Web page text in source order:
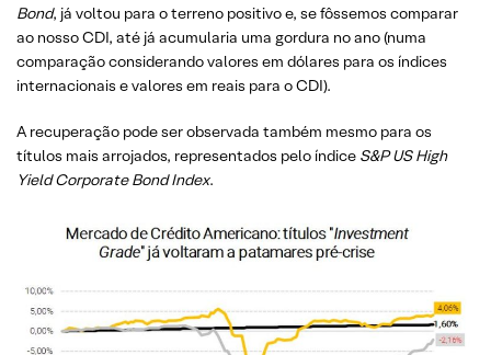
Bond, já voltou para o terreno positivo e, se fôssemos comparar
ao nosso CDI, até já acumularia uma gordura no ano (numa
comparação considerando valores em dólares para os índices
internacionais e valores em reais para o CDI).
A recuperação pode ser observada também mesmo para os
títulos mais arrojados, representados pelo índice S&P US High
Yield Corporate Bond Index.